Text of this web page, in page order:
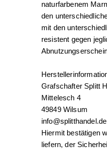
naturfarbenem
den
mit den
resistent gegen
Grafschafter Splitt
Mittelesch 4
49849 Wilsum
info@splitthandel.de
Hiermit bestätigen
liefern, der